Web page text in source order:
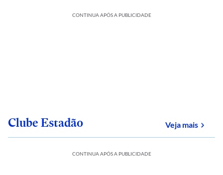
CONTINUA APÓS A PUBLICIDADE
Clube Estadão Veja maissobre
CONTINUA APÓS A PUBLICIDADE